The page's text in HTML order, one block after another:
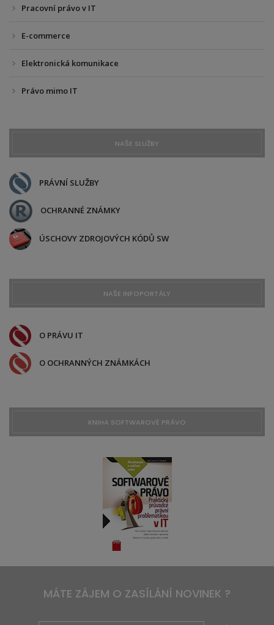
Pracovní právo v IT
E-commerce
Elektronická komunikace
Právo mimo IT
NAŠE SLUŽBY
PRÁVNÍ SLUŽBY
OCHRANNÉ ZNÁMKY
ÚSCHOVY ZDROJOVÝCH KÓDŮ SW
NAŠE INFOPORTÁLY
O PRÁVU IT
O OCHRANNÝCH ZNÁMKÁCH
KNIHA SOFTWAROVÉ PRÁVO
MÁTE ZÁJEM O ZASÍLÁNÍ NOVINEK ?